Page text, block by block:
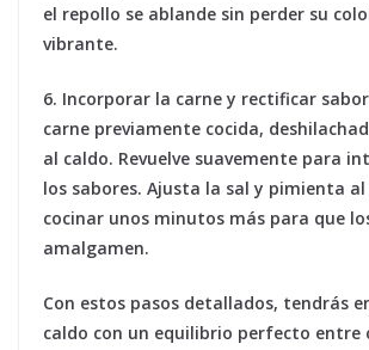
el repollo se ablande sin perder su
vibrante.
6. Incorporar la carne y rectificar
carne previamente cocida,
al caldo. Revuelve suavemente para
los sabores. Ajusta la sal y pimienta
cocinar unos minutos más para que
amalgamen.
Con estos pasos detallados, tendrás
caldo con un equilibrio perfecto entre